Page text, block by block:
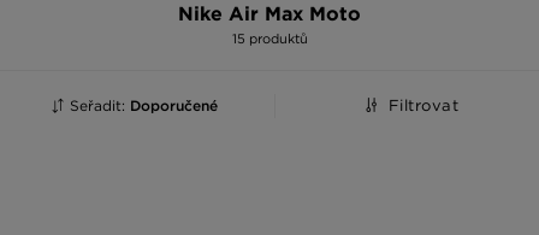
Nike Air Max Moto
15 produktů
Seřadit: Doporučené Filtrovat